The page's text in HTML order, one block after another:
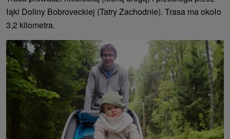
łąki Doliny Bobroveckiej (Tatry Zachodnie). Trasa ma około
3,2 kilometra.